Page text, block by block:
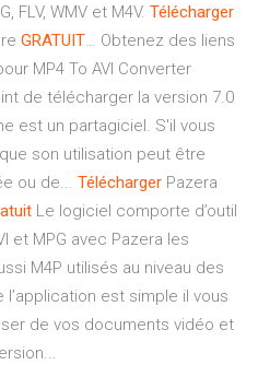
FLV, WMV et M4V. Télécharger
GRATUIT… Obtenez des liens
MP4 To AVI Converter
de télécharger la version 7.0
est un partagiciel. S'il vous
son utilisation peut être
ou de... Télécharger Pazera
Le logiciel comporte d’outil
et MPG avec Pazera les
M4P utilisés au niveau des
l’application est simple il vous
de vos documents vidéo et